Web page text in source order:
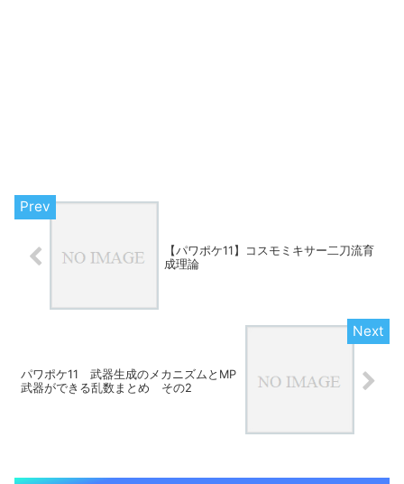
【パワポケ11】コスモミキサー二刀流育
成理論
パワポケ11 武器生成のメカニズムとMP
武器ができる乱数まとめ その2